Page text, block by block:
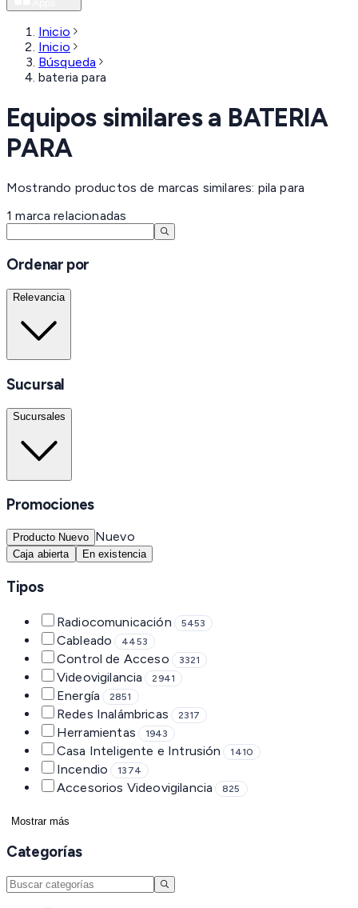
Inicio
Inicio
Búsqueda
bateria para
Equipos similares a BATERIA
PARA
Mostrando productos de marcas similares: pila para
1 marca relacionadas
Ordenar por
Relevancia
Sucursal
Sucursales
Promociones
Producto Nuevo Nuevo
Caja abierta En existencia
Tipos
Radiocomunicación 5453
Cableado 4453
Control de Acceso 3321
Videovigilancia 2941
Energía 2851
Redes Inalámbricas 2317
Herramientas 1943
Casa Inteligente e Intrusión 1410
Incendio 1374
Accesorios Videovigilancia 825
Mostrar más
Categorías